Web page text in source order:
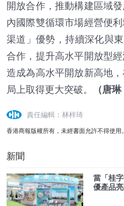
開放合作，推動構建區域
內國際雙循環市場經營便
渠道」優勢，持續深化與
合作，提升高水平開放型
造成為高水平開放新高地
局上取得更大突破。
（唐
責任編輯：林梓琦
香港商報版權所有，未經書面允許不得使用。
新聞
當「桂
優產品